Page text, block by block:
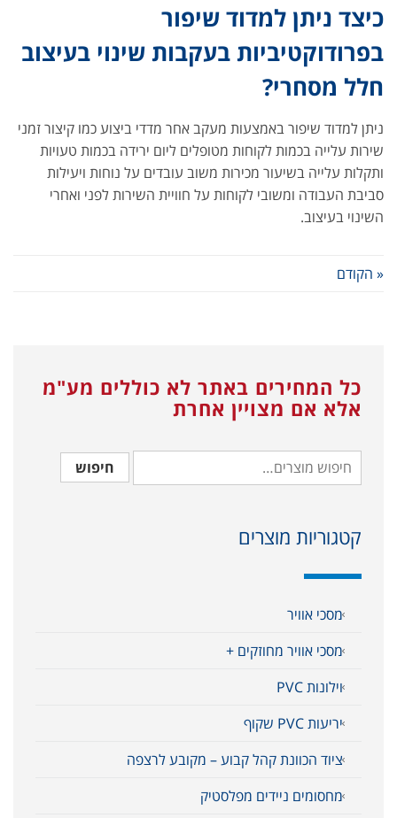
כיצד ניתן למדוד שיפור
בפרודוקטיביות בעקבות שינוי בעיצוב
חלל מסחרי?
ניתן למדוד שיפור באמצעות מעקב אחר מדדי ביצוע כמו קיצור זמני
שירות עלייה בכמות לקוחות מטופלים ליום ירידה בכמות טעויות
ותקלות עלייה בשיעור מכירות משוב עובדים על נוחות ויעילות
סביבת העבודה ומשובי לקוחות על חוויית השירות לפני ואחרי
השינוי בעיצוב.
« הקודם
כל המחירים באתר לא כוללים מע"מ
אלא אם מצויין אחרת
חיפוש
קטגוריות מוצרים
מסכי אוויר
מסכי אוויר מחוזקים +
וילונות PVC
יריעות PVC שקוף
ציוד הכוונת קהל קבוע – מקובע לרצפה
מחסומים ניידים מפלסטיק